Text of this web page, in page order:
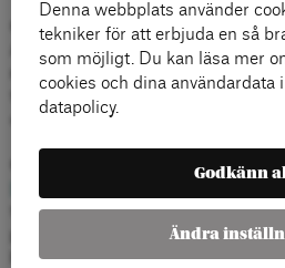
Om Tankesmedjan Arena
Arena Idé är en oberoende progressiv
rapporter, analyser, seminarier och
till samhällsdebatten om ekonomi,
demokrati och klimatomställning.
Om European Macro Policy Network
tyska tankesmedjan Dezernat
policy- och forskningsinstitut från hela
Policy Network har som ambition att
Denna webbplats använder
tekniker för att erbjuda en så
som möjligt. Du kan läsa mer
cookies och dina användardata
datapolicy.
Godkänn
Ändra